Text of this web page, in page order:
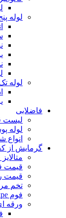
لوله
لوله
فاضلابی
لیست
لوله
گرمایش از
متالایز
قیمت
قیمت
تخم
فوم xpe گرمایش از کف
ورقه ای